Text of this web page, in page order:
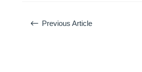
# Previous Article